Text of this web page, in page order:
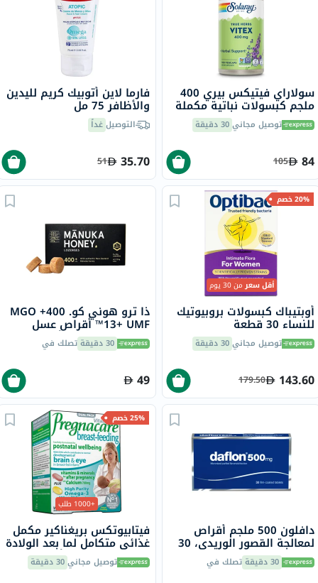
سولاراي فيتيكس بيري 400
ملجم كبسولات نباتية مكملة
للنساء ™ حزمة من 100
توصيل مجاني30 دقيقة
84
105
فارما لاين أتوبيك كريم لليدين
والأظافر 75 مل
التوصيلغداً
35.70
51
20% خصم
أقل سعرمن 30 يوم
أوبتيباك كبسولات بروبيوتيك
للنساء 30 قطعة
توصيل مجاني30 دقيقة
143.60
179.50
ذا ترو هوني كو. 400+ MGO
13+ UMF™ أقراص عسل
مانوكا 2.8 جرام 8 أقراص30 دقيقة تصلك في
49
دافلون 500 ملجم أقراص
لمعالجة القصور الوريدي، 30
قطعة 30 دقيقة تصلك في
25% خصم
+1000 طلب
فيتابيوتكس بريغناكير مكمل
غذائي متكامل لما بعد الولادة
حزمة مزدوجة من أقراص
الفيتامينات والمعادن لما بعد
توصيل مجاني30 دقيقة